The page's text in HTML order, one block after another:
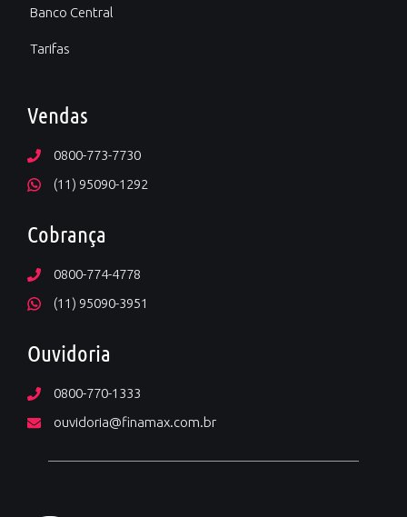
Banco Central
Tarifas
Vendas
0800-773-7730
(11) 95090-1292
Cobrança
0800-774-4778
(11) 95090-3951
Ouvidoria
0800-770-1333
ouvidoria@finamax.com.br